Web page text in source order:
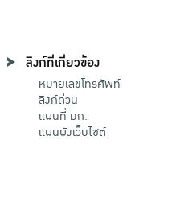
ลิงก์ที่เกี่ยวข้อง
หมายเลขโทรศัพท์
ลิงก์ด่วน
แผนที่ มก.
แผนผังเว็บไซต์